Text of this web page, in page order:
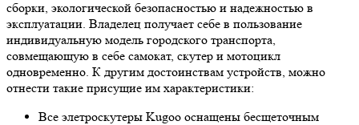
сборки, экологической безопасностью и надежностью в
эксплуатации. Владелец получает себе в пользование
индивидуальную модель городского транспорта,
совмещающую в себе самокат, скутер и мотоцикл
одновременно. К другим достоинствам устройств, можно
отнести такие присущие им характеристики:
Все элетроскутеры Kugoo оснащены бесщеточным